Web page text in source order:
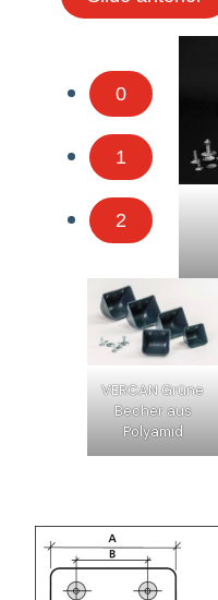
0
1
2
VERCAN Grüne
Becher aus
Polyamid